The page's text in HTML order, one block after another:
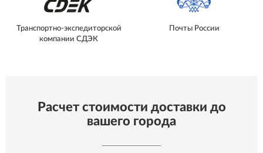
Транспортно-экспедиторской
компании СДЭК
Почты России
Расчет стоимости доставки до
вашего города